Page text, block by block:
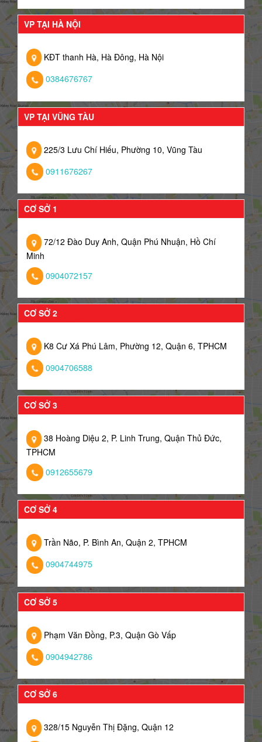
VP TẠI HÀ NỘI
KĐT thanh Hà, Hà Đông, Hà Nội
0384676767
VP TẠI VŨNG TÀU
225/3 Lưu Chí Hiếu, Phường 10, Vũng Tàu
0911676267
CƠ SỞ 1
72/12 Đào Duy Anh, Quận Phú Nhuận, Hồ Chí
Minh
0904072157
CƠ SỞ 2
K8 Cư Xá Phú Lâm, Phường 12, Quận 6, TPHCM
0904706588
CƠ SỞ 3
38 Hoàng Diệu 2, P. Linh Trung, Quận Thủ Đức,
TPHCM
0912655679
CƠ SỞ 4
Trần Não, P. Bình An, Quận 2, TPHCM
0904744975
CƠ SỞ 5
Phạm Văn Đồng, P.3, Quận Gò Vấp
0904942786
CƠ SỞ 6
328/15 Nguyễn Thị Đặng, Quận 12